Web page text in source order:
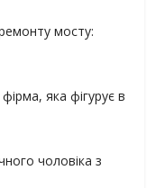
мосту:
яка фігурує в
чоловіка з